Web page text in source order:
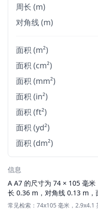
周长 (m)
对角线 (m)
面积 (m²)
面积 (cm²)
面积 (mm²)
面积 (in²)
面积 (ft²)
面积 (yd²)
面积 (dm²)
信息
A A7 的尺寸为 74 × 105 毫
长 0.36 m，对角线 0.13 m，
常见检索：74x105 毫米，2.9x4.1